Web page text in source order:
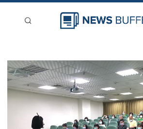
新聞稿分類
登入
刊登